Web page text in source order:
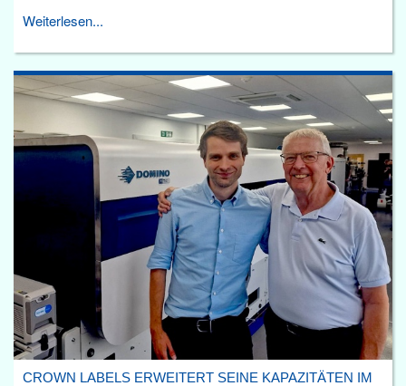
Weiterlesen...
CROWN LABELS ERWEITERT SEINE KAPAZITÄTEN IM